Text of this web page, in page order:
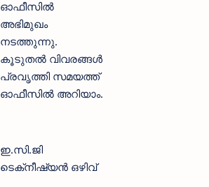
ഓഫീസിൽ
അഭിമുഖം
നടത്തുന്നു.
കൂടുതൽ വിവരങ്ങൾ
പ്രവൃത്തി സമയത്ത്
ഓഫീസിൽ അറിയാം.
ഇ.സി.ജി
ടെക്‌നീഷ്യന്‍ ഒഴിവ്